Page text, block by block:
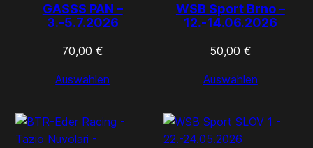
GASSS PAN –
3.-5.7.2026
70,00 €
Auswählen
WSB Sport Brno –
12.-14.06.2026
50,00 €
Auswählen